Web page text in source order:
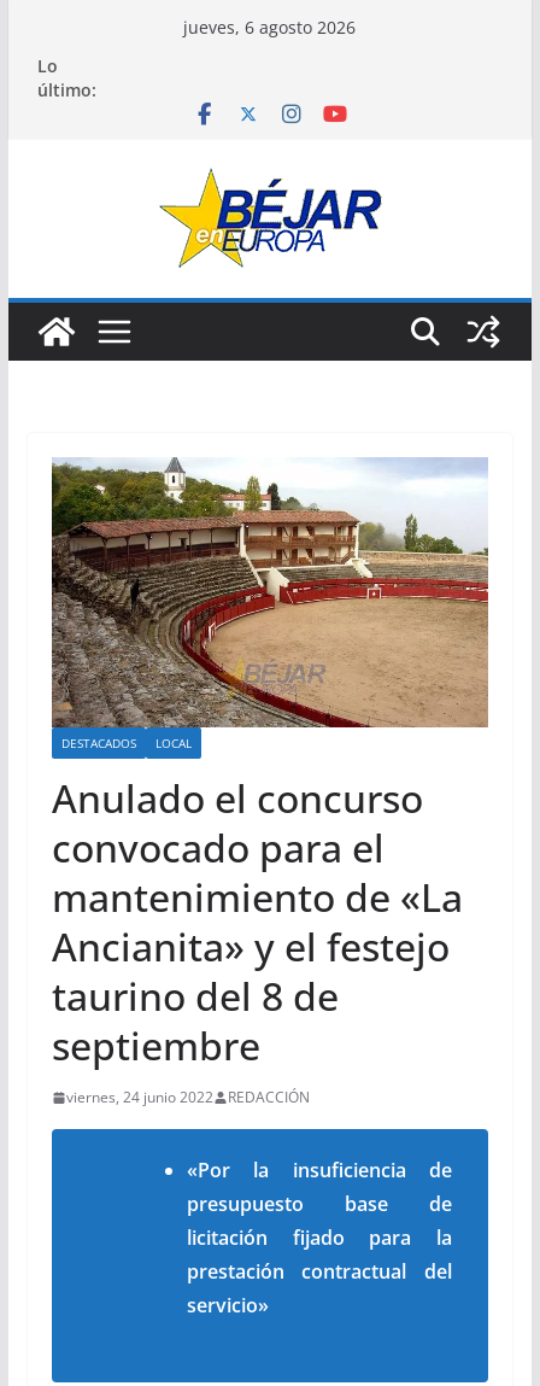
contenido
jueves, 6 agosto 2026
Lo
último:
DESTACADOS LOCAL
Anulado el concurso
convocado para el
mantenimiento de «La
Ancianita» y el festejo
taurino del 8 de
septiembre
viernes, 24 junio 2022 REDACCIÓN
«Por la insuficiencia de
presupuesto base de
licitación fijado para la
prestación contractual del
servicio»